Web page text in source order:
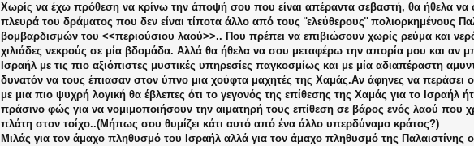
ε
υ
σ
η
Χωρίς να έχω πρόθεση να κρίνω την άποψή σου που είναι απέραντα σεβαστή, θα ήθελα να
πλευρά του δράματος που δεν είναι τίποτα άλλο από τους ¨ελεύθερους¨ πολιορκημένους
βομβαρδισμών του <<περιούσιου λαού>>.. Που πρέπει να επιβιώσουν χωρίς ρεύμα και
χιλιάδες νεκρούς σε μία βδομάδα. Αλλά θα ήθελα να σου μεταφέρω την απορία μου και αν
Ισραήλ με τις πιο αξιόπιστες μυστικές υπηρεσίες παγκοσμίως και με μία αδιαπέραστη
δυνατόν να τους έπιασαν στον ύπνο μια χούφτα μαχητές της Χαμάς.Αν άφηνες να περάσει
με μια πιο ψυχρή λογική θα έβλεπες ότι το γεγονός της επίθεσης της Χαμάς για το Ισραήλ
πράσινο φώς για να νομιμοποιήσουν την αιματηρή τους επίθεση σε βάρος ενός λαού που
πλάτη στον τοίχο..(Μήπως σου θυμίζει κάτι αυτό από ένα άλλο υπερδύναμο κράτος?)
Μιλάς για τον άμαχο πληθυσμό του Ισραήλ αλλά για τον άμαχο πληθυσμό της Παλαιστίνης